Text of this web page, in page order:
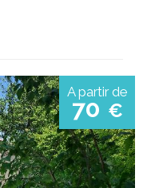
A partir de
70 €